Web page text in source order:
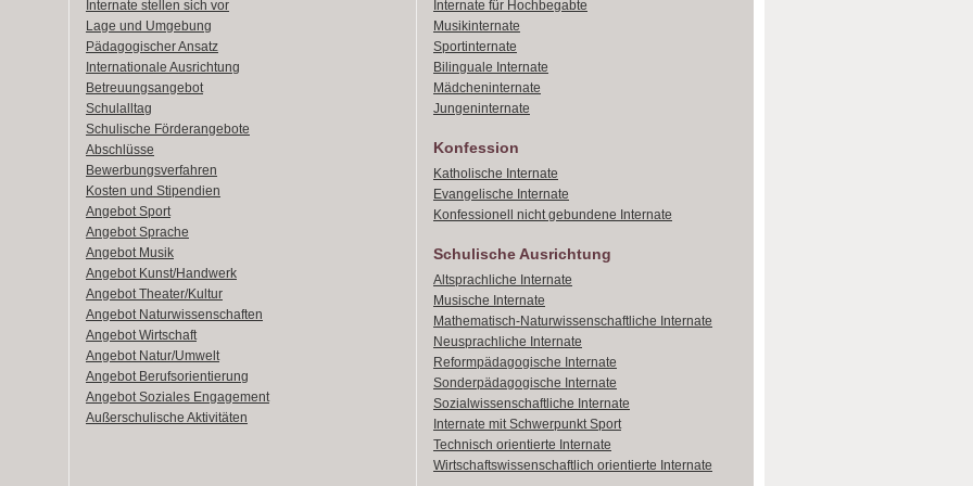
Internate stellen sich vor
Lage und Umgebung
Pädagogischer Ansatz
Internationale Ausrichtung
Betreuungsangebot
Schulalltag
Schulische Förderangebote
Abschlüsse
Bewerbungsverfahren
Kosten und Stipendien
Angebot Sport
Angebot Sprache
Angebot Musik
Angebot Kunst/Handwerk
Angebot Theater/Kultur
Angebot Naturwissenschaften
Angebot Wirtschaft
Angebot Natur/Umwelt
Angebot Berufsorientierung
Angebot Soziales Engagement
Außerschulische Aktivitäten
Internate für Hochbegabte
Musikinternate
Sportinternate
Bilinguale Internate
Mädcheninternate
Jungeninternate
Konfession
Katholische Internate
Evangelische Internate
Konfessionell nicht gebundene Internate
Schulische Ausrichtung
Altsprachliche Internate
Musische Internate
Mathematisch-Naturwissenschaftliche Internate
Neusprachliche Internate
Reformpädagogische Internate
Sonderpädagogische Internate
Sozialwissenschaftliche Internate
Internate mit Schwerpunkt Sport
Technisch orientierte Internate
Wirtschaftswissenschaftlich orientierte Internate